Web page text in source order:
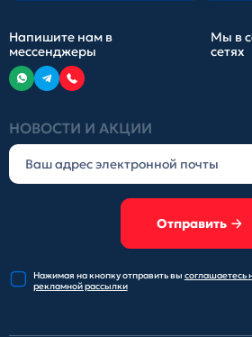
НОВОСТИ И АКЦИИ
Отправить
Нажимая на кнопку отправитьвы соглашаетесь
рекламной рассылки
Напишите нам в
мессенджеры
Мы в
сетях